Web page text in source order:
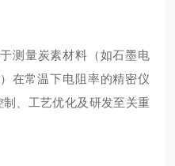
测量炭素材料（如石墨电
在常温下电阻率的精密仪
、工艺优化及研发至关重